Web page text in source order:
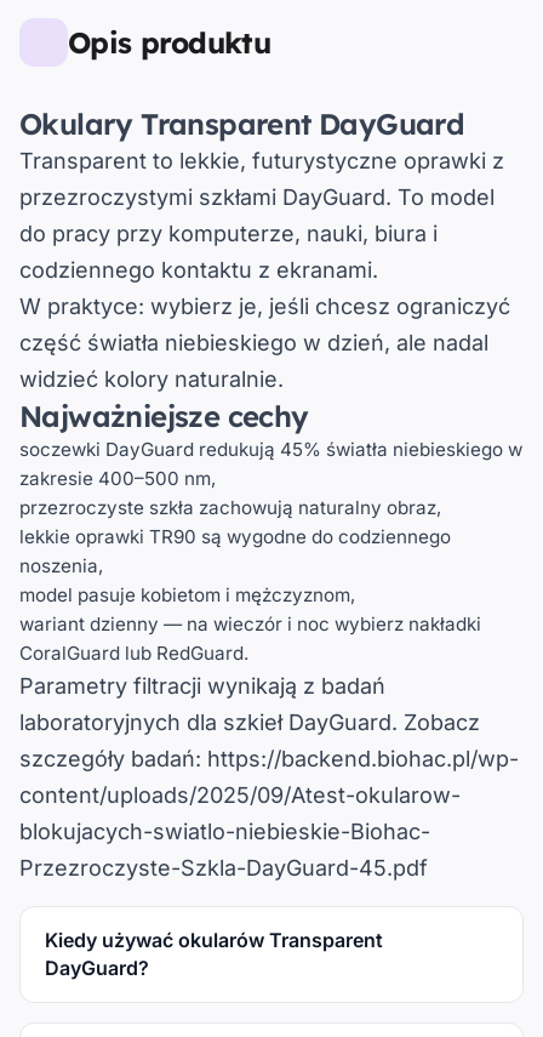
Opis produktu
Okulary Transparent DayGuard
Transparent to lekkie, futurystyczne oprawki z
przezroczystymi szkłami DayGuard. To model
do pracy przy komputerze, nauki, biura i
codziennego kontaktu z ekranami.
W praktyce: wybierz je, jeśli chcesz ograniczyć
część światła niebieskiego w dzień, ale nadal
widzieć kolory naturalnie.
Najważniejsze cechy
soczewki DayGuard redukują 45% światła niebieskiego w
zakresie 400–500 nm,
przezroczyste szkła zachowują naturalny obraz,
lekkie oprawki TR90 są wygodne do codziennego
noszenia,
model pasuje kobietom i mężczyznom,
wariant dzienny — na wieczór i noc wybierz nakładki
CoralGuard lub RedGuard.
Parametry filtracji wynikają z badań
laboratoryjnych dla szkieł DayGuard. Zobacz
szczegóły badań: https://backend.biohac.pl/wp-
content/uploads/2025/09/Atest-okularow-
blokujacych-swiatlo-niebieskie-Biohac-
Przezroczyste-Szkla-DayGuard-45.pdf
Kiedy używać okularów Transparent
DayGuard?